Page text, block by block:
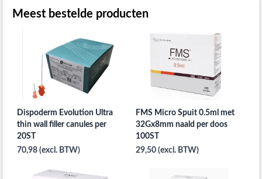
Meest bestelde producten
Dispoderm Evolution Ultra
thin wall filler canules per
20ST
70,98 (excl. BTW)
FMS Micro Spuit 0.5ml met
32Gx8mm naald per doos
100ST
29,50 (excl. BTW)